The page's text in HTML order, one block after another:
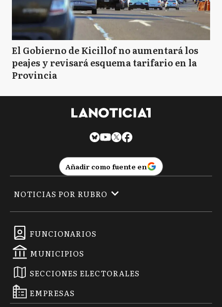
El Gobierno de Kicillof no aumentará los
peajes y revisará esquema tarifario en la
Provincia
Añadir como fuente en
FUNCIONARIOS
MUNICIPIOS
SECCIONES ELECTORALES
EMPRESAS
NOTICIAS POR RUBRO